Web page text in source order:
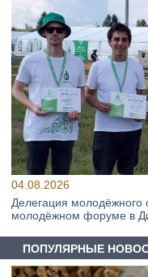
04.08.2026
Делегация молодёжного
молодёжном форуме в
ПОПУЛЯРНЫЕ